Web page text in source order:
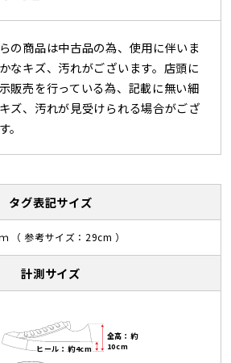
の商品は中古品の為、使用に伴いま
なキズ、汚れがございます。店頭に
販売を行っている為、記載に無い細
ズ、汚れが見受けられる場合がござ
。
タグ表記サイズ
（ 参考サイズ：29cm ）
計測サイズ
全高：約
10cm
ヒール：約4cm